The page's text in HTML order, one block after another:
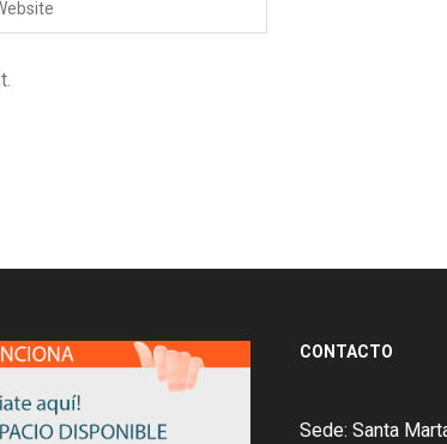
CONTACTO
Sede: Santa